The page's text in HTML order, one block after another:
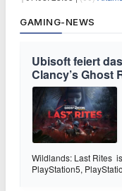
GAMING-NEWS
Ubisoft feiert
Clancy’s Ghost
Wildlands: Last Rites
PlayStation5,